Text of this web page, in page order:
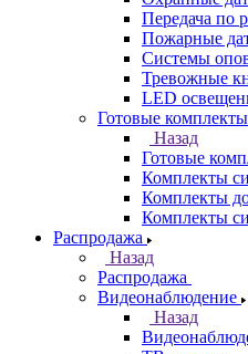
Передача по
Пожарные
Системы
Тревожные
LED
Готовые комплекты
Назад
Готовые
Комплекты
Комплекты
Комплекты
Распродажа
Назад
Распродажа
Видеонаблюдение
Назад